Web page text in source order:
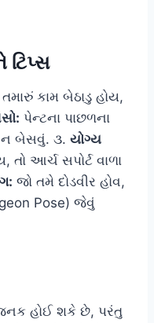
ટિપ્સ
કામ બેઠાડુ હોય,
પેન્ટના પાછળના
ન બેસવું. ૩. યોગ્ય
તો આર્ચ સપોર્ટ વાળા
જો તમે દોડવીર હોવ,
Pose) જેવું
હોઈ શકે છે, પરંતુ